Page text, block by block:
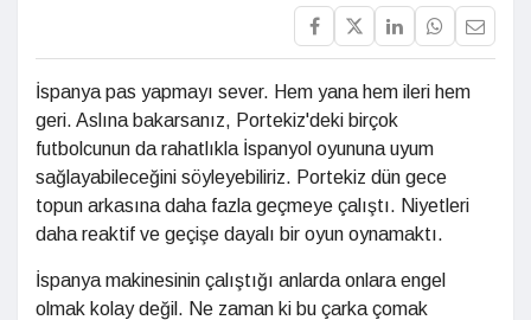
İspanya pas yapmayı sever. Hem yana hem ileri hem
geri. Aslına bakarsanız, Portekiz'deki birçok
futbolcunun da rahatlıkla İspanyol oyununa uyum
sağlayabileceğini söyleyebiliriz. Portekiz dün gece
topun arkasına daha fazla geçmeye çalıştı. Niyetleri
daha reaktif ve geçişe dayalı bir oyun oynamaktı.
İspanya makinesinin çalıştığı anlarda onlara engel
olmak kolay değil. Ne zaman ki bu çarka çomak